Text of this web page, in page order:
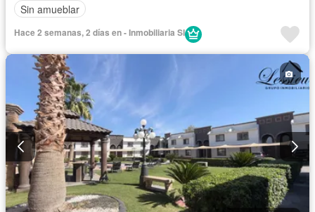
Sin amueblar
Hace 2 semanas, 2 días en - Inmobiliaria SI